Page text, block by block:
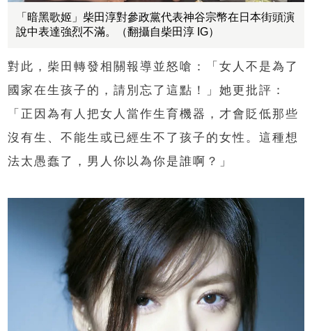
「暗黑歌姬」柴田淳對參政黨代表神谷宗幣在日本街頭演
說中表達強烈不滿。（翻攝自柴田淳 IG）
對此，柴田轉發相關報導並怒嗆：「女人不是為了
國家在生孩子的，請別忘了這點！」她更批評：
「正因為有人把女人當作生育機器，才會貶低那些
沒有生、不能生或已經生不了孩子的女性。這種想
法太愚蠢了，男人你以為你是誰啊？」